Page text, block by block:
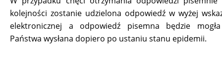
kolejności zostanie udzielona odpowiedź w wyżej
elektronicznej a odpowiedź pisemna będzie
Państwa wysłana dopiero po ustaniu stanu epidemii.